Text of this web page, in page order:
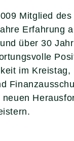
Mitglied
Erfahrung
über 30
im